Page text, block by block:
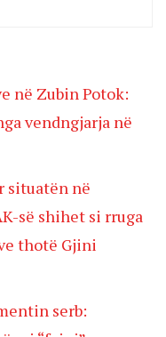
në Zubin Potok:
vendngjarja në
situatën në
së shihet si rruga
thotë Gjini
serb: